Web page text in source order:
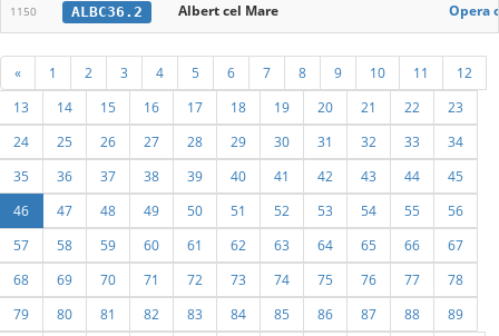
1150 ALBC36.2 Albert cel Mare Opera
« 1 2 3 4 5 6 7 8 9 10 11
12
13
14 15 16 17 18 19 20 21 22
23
24
25 26 27 28 29 30 31 32 33
34
35
36 37 38 39 40 41 42 43 44
45
46
47 48 49 50 51 52 53 54 55
56
57
58 59 60 61 62 63 64 65 66
67
68
69 70 71 72 73 74 75 76 77
78
79
80 81 82 83 84 85 86 87 88 89